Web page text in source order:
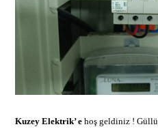
Kuzey Elektrik’ ehoş geldiniz !